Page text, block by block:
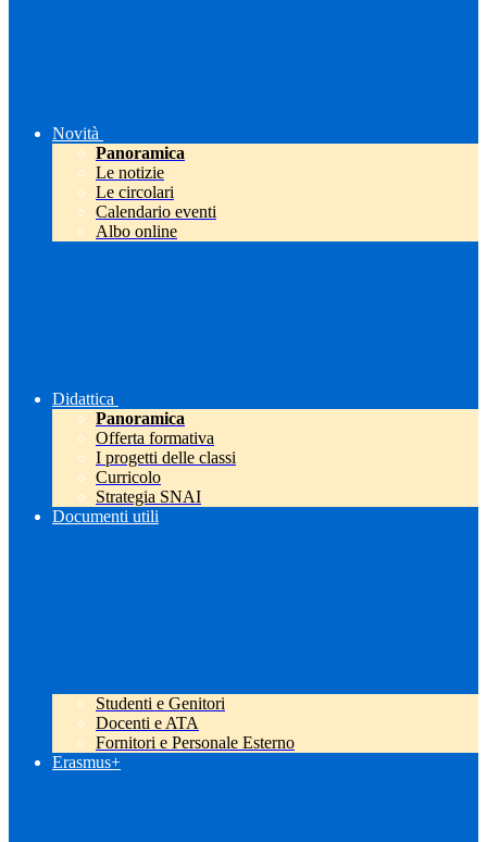
Novità
Panoramica
Le notizie
Le circolari
Calendario eventi
Albo online
Didattica
Panoramica
Offerta formativa
I progetti delle classi
Curricolo
Strategia SNAI
Documenti utili
Studenti e Genitori
Docenti e ATA
Fornitori e Personale Esterno
Erasmus+